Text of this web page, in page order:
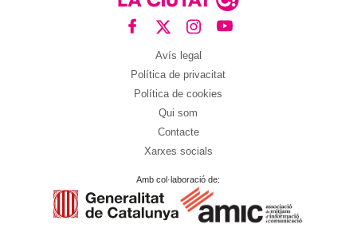
Avís legal
Política de privacitat
Política de cookies
Qui som
Contacte
Xarxes socials
Amb col·laboració de: